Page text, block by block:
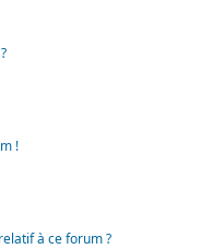
!
à ce forum ?